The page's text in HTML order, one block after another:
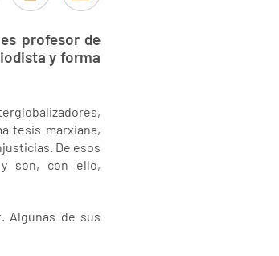
profesor de
y forma
tesis marxiana,
De esos
son, con ello,
Algunas de sus